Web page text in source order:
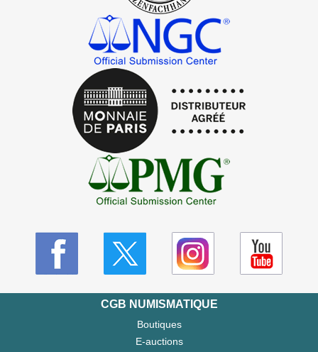
CGB NUMISMATIQUE
Boutiques
E-auctions